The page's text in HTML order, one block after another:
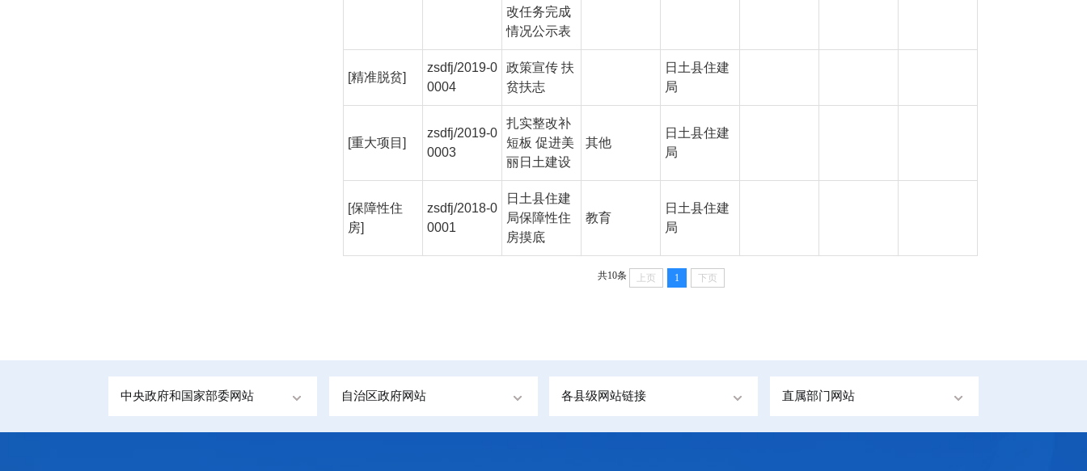
改任务完成
情况公示表
[精准脱贫]
zsdfj/2019-0
0004
政策宣传 扶
贫扶志
日土县住建
局
[重大项目]
zsdfj/2019-0
0003
扎实整改补
短板 促进美
丽日土建设
其他
日土县住建
局
[保障性住
房]
zsdfj/2018-0
0001
日土县住建
局保障性住
房摸底
教育
日土县住建
局
共10条 上页 1 下页
中央政府和国家部委网站 自治区政府网站 各县级网站链接 直属部门网站